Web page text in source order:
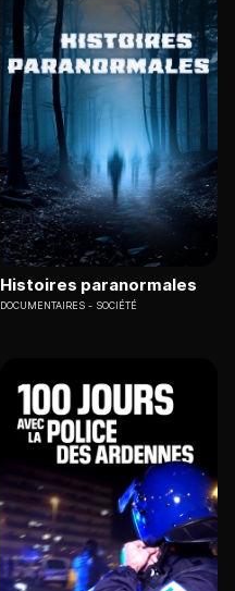
Histoires paranormales
DOCUMENTAIRES SOCIÉTÉ